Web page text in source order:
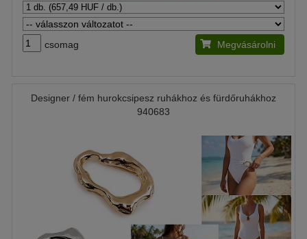
csomag Megvásárolni
Designer / fém hurokcsipesz ruhákhoz és fürdőruhákhoz
940683